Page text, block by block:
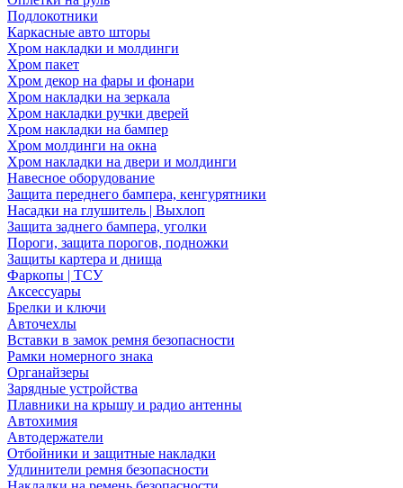
Подлокотники
Каркасные авто шторы
Хром накладки и молдинги
Хром пакет
Хром декор на фары и фонари
Хром накладки на зеркала
Хром накладки ручки дверей
Хром накладки на бампер
Хром молдинги на окна
Хром накладки на двери и молдинги
Навесное оборудование
Защита переднего бампера, кенгурятники
Насадки на глушитель | Выхлоп
Защита заднего бампера, уголки
Пороги, защита порогов, подножки
Защиты картера и днища
Фаркопы | ТСУ
Аксессуары
Брелки и ключи
Авточехлы
Вставки в замок ремня безопасности
Рамки номерного знака
Органайзеры
Зарядные устройства
Плавники на крышу и радио антенны
Автохимия
Автодержатели
Отбойники и защитные накладки
Удлинители ремня безопасности